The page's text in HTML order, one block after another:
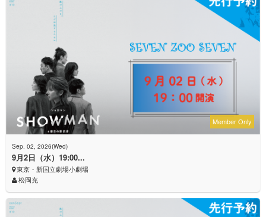
Member Only
Sep. 02, 2026(Wed)
9月2日（水）19:00...
東京・新国立劇場小劇場
松岡充